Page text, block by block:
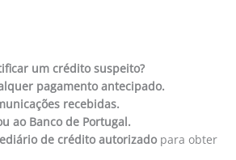
um crédito suspeito?
pagamento antecipado.
recebidas.
ao Banco de Portugal.
de crédito autorizadopara obter